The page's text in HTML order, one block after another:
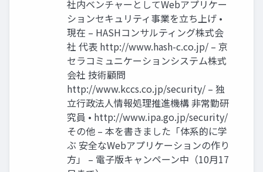
社内ベンチャーとしてWebアプリケー
ションセキュリティ事業を立ち上げ •
現在 – HASHコンサルティング株式会
社 代表 http://www.hash-c.co.jp/ – 京
セラコミュニケーションシステム株式
会社 技術顧問
http://www.kccs.co.jp/security/ – 独
立行政法人情報処理推進機構 非常勤研
究員 • http://www.ipa.go.jp/security/
その他 – 本を書きました「体系的に学
ぶ 安全なWebアプリケーションの作り
方」 – 電子版キャンペーン中（10月17